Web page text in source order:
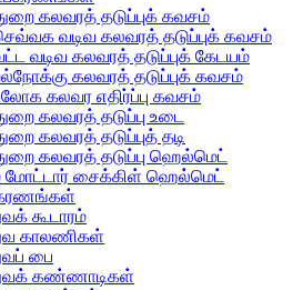
கலவரத் தடுப்புக் கவசம்
வடிவ கலவரத் தடுப்புக் கவசம்
வடிவ கலவரத் தடுப்புக் கேடயம்
கலவரத் தடுப்புக் கவசம்
கலவர எதிர்ப்பு கவசம்
கலவரத் தடுப்பு உடை
கலவரத் தடுப்புத் தடி
கலவரத் தடுப்பு ஹெல்மெட்
சைக்கிள் ஹெல்மெட்
கூடாரம்
காலணிகள்
பை
கண்ணாடிகள்